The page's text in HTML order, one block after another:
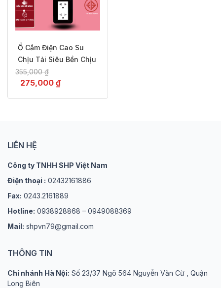
Ổ Cắm Điện Cao Su
Chịu Tải Siêu Bền Chịu
Tải 3500W Công Tắc
Tắc Bật, Chống Nước,
355,000₫Giá
gốc
275,000 ₫
LIÊN HỆ
Công ty TNHH SHP Việt Nam
Điện thoại : 02432161886
Fax: 0243.2161889
Hotline: 0938928868 – 0949088369
Mail: shpvn79@gmail.com
THÔNG TIN
Chi nhánh Hà Nội: Số 23/37 Ngõ 564 Nguyễn Văn Cừ , Quận
Long Biên